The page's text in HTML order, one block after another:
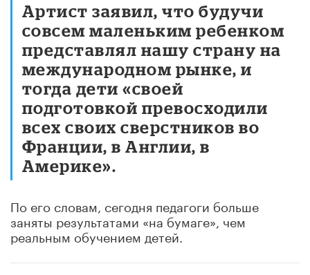
Артист заявил, что будучи
совсем маленьким ребенком
представлял нашу страну на
международном рынке, и
тогда дети «своей
подготовкой превосходили
всех своих сверстников во
Франции, в Англии, в
Америке».
По его словам, сегодня педагоги больше
заняты результатами «на бумаге», чем
реальным обучением детей.